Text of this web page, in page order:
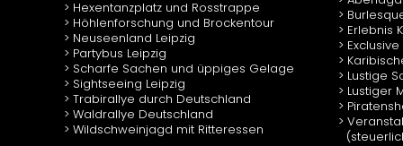
Hexentanzplatz und Rosstrappe
Höhlenforschung und Brockentour
Neuseenland Leipzig
Partybus Leipzig
Scharfe Sachen und üppiges Gelage
Sightseeing Leipzig
Trabirallye durch Deutschland
Waldrallye Deutschland
Wildschweinjagd mit Ritteressen
Erlebnis
Lustige
Lustiger